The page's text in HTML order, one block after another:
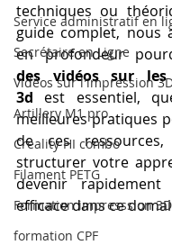
Service administratif en
Secrétaire en Ligne
Vidéos sur l'impression
Artillery M1 pro
Creality HI combo
Filament PETG
Formation impresssion 3D
formation CPF
techniques ou
guide complet, nous
en profondeur
des vidéos sur les
3d est essentiel,
meilleures pratiques
de ces
structurer votre
devenir
efficace dans ce